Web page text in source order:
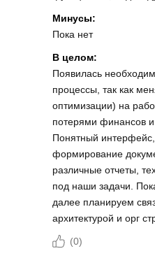
Минусы:
Пока нет
В целом:
Появилась
процессы, так как
оптимизации) на
потерями финансов
Понятный
формирование
различные отчеты,
под наши задачи.
далее планируем
архитектурой и орг
(0)